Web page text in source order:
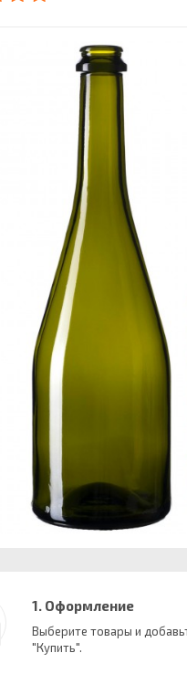
1. Оформление
Выберите товары и
"Купить".